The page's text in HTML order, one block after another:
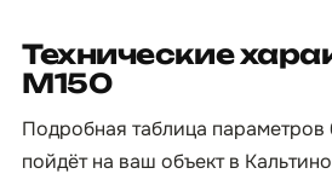
Технические
М150
Подробная таблица параметров
пойдёт на ваш объект в